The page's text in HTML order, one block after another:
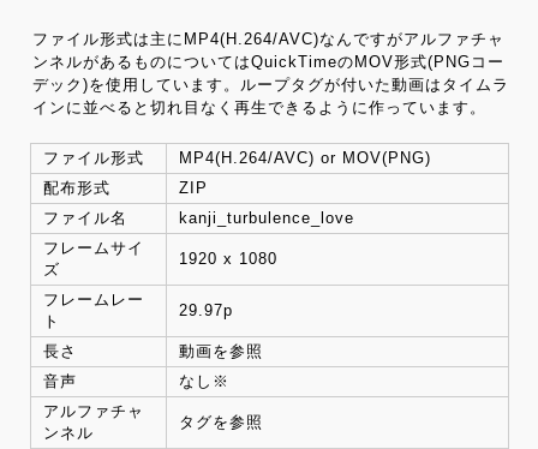
ファイル形式は主にMP4(H.264/AVC)なんですがアルファチャ
ンネルがあるものについてはQuickTimeのMOV形式(PNGコー
デック)を使用しています。ループタグが付いた動画はタイムラ
インに並べると切れ目なく再生できるように作っています。
ファイル形式
MP4(H.264/AVC) or MOV(PNG)
配布形式
ZIP
ファイル名
kanji_turbulence_love
フレームサイ
ズ
1920 x 1080
フレームレー
ト
29.97p
長さ
動画を参照
音声
なし※
アルファチャ
ンネル
タグを参照